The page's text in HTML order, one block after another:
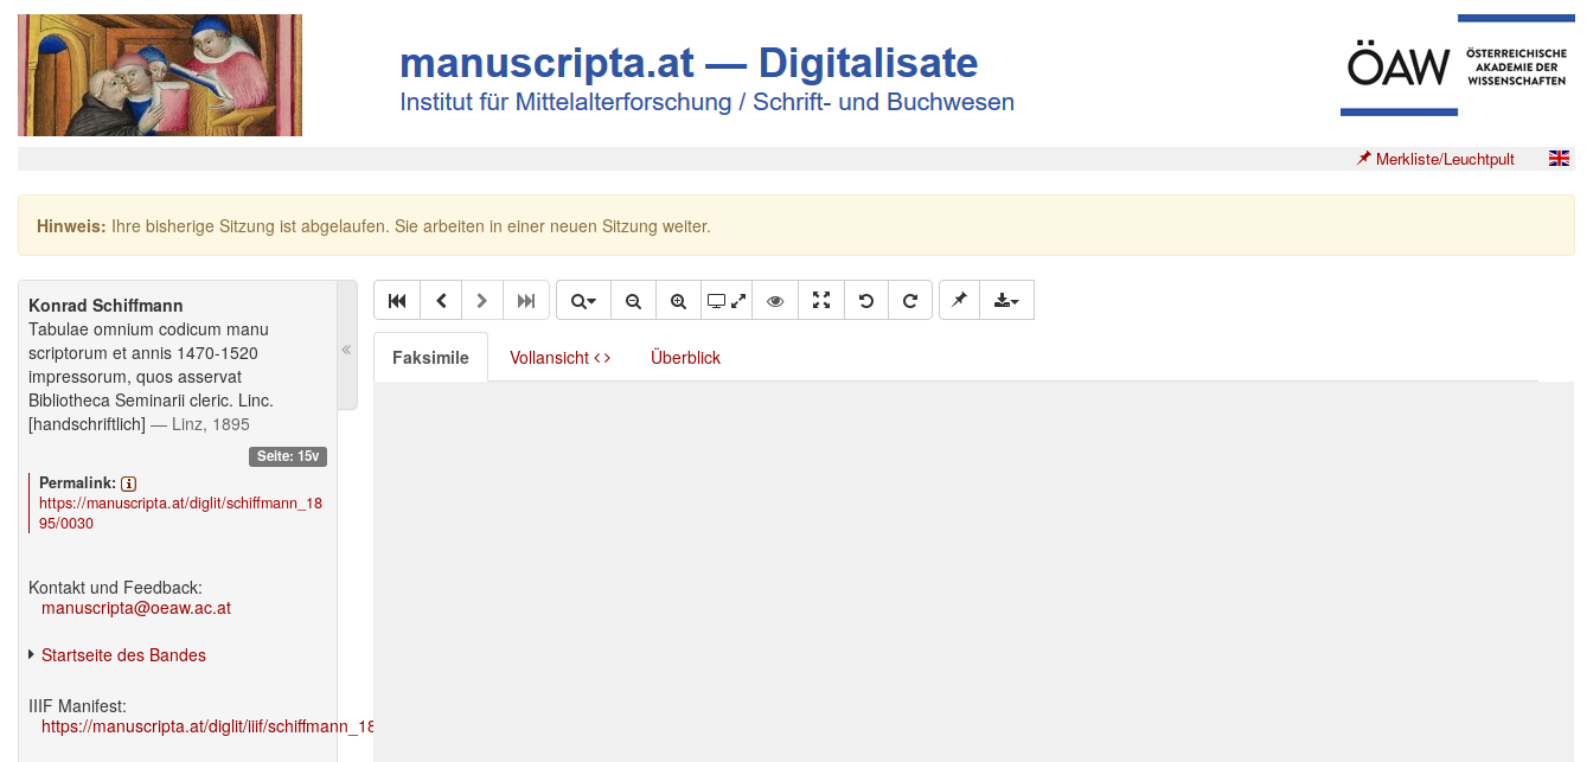
Merkliste/Leuchtpult
Hinweis: Ihre bisherige Sitzung ist abgelaufen. Sie arbeiten in einer neuen Sitzung weiter.
Konrad Schiffmann
Tabulae omnium codicum manu
scriptorum et annis 1470-1520
impressorum, quos asservat
Bibliotheca Seminarii cleric. Linc.
[handschriftlich] — Linz, 1895
Seite: 15v
Permalink:
https://manuscripta.at/diglit/schiffmann_18
95/0030
Kontakt und Feedback:
manuscripta@oeaw.ac.at
Startseite des Bandes
IIIF Manifest:
https://manuscripta.at/diglit/iiif/schiffmann_1895/manifest.json
Faksimile Vollansicht Überblick